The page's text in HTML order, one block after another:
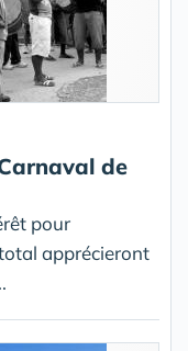
de
pour
apprécieront